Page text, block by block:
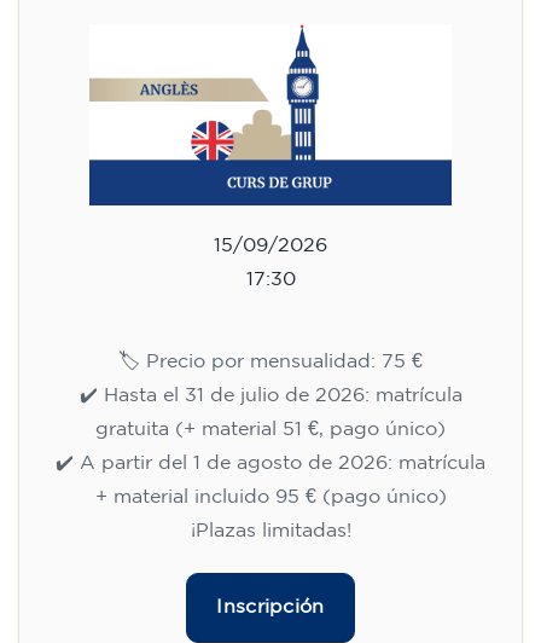
15/09/2026
17:30
🏷️ Precio por mensualidad: 75 €
✔️ Hasta el 31 de julio de 2026: matrícula
gratuita (+ material 51 €, pago único)
✔️ A partir del 1 de agosto de 2026: matrícula
+ material incluido 95 € (pago único)
¡Plazas limitadas!
Inscripción